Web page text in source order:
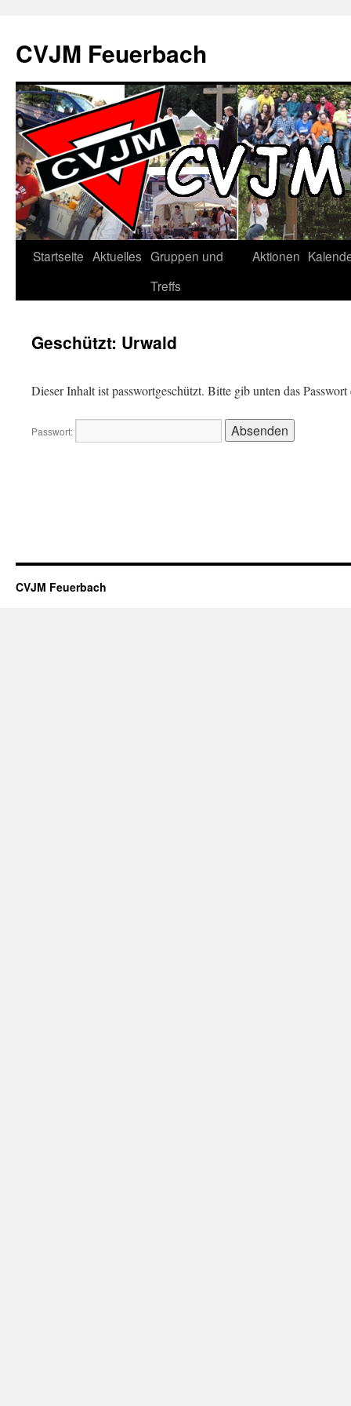
springen
CVJM Feuerbach
Startseite Aktuelles Gruppen und
Treffs
Aktionen
Geschützt: Urwald
Dieser Inhalt ist passwortgeschützt. Bitte gib unten das
Passwort:
CVJM Feuerbach